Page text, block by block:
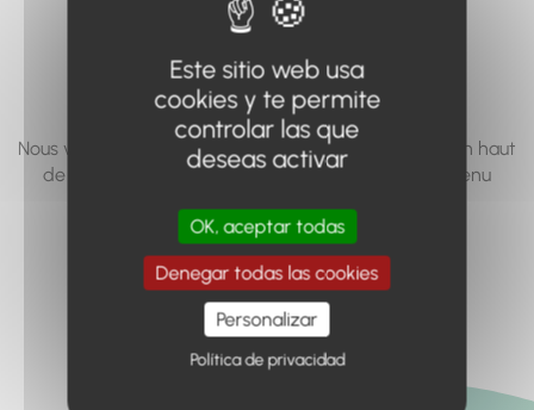
accéder n'existe
pas... ou plus.
Nous vous invitons à utiliser le moteur de recherche en haut
de page, ou à utiliser le menu pour trouver le contenu
Retour à l'accueil
Este sitio web usa
cookies y te permite
controlar las que
deseas activar
OK, aceptar todas
Denegar todas las cookies
Personalizar
Política de privacidad